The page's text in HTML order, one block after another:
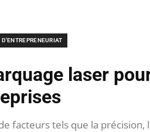
D'ENTREPRENEURIAT
laser
facteurs tels que la précision,